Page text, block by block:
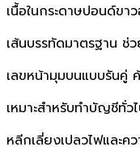
เนื้อในกระดาษปอนด์ข
เส้นบรรทัดมาตรฐาน ช่
เลขหน้ามุมบนแบบรันคู่
เหมาะสำหรับทำบัญชีทั่
หลีกเลี่ยงเปลวไฟและค